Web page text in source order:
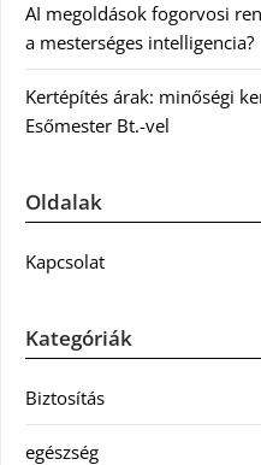
AI megoldások fogorvosi
a mesterséges intelligencia?
Kertépítés árak: minőségi
Esőmester Bt.-vel
Oldalak
Kapcsolat
Kategóriák
Biztosítás
egészség